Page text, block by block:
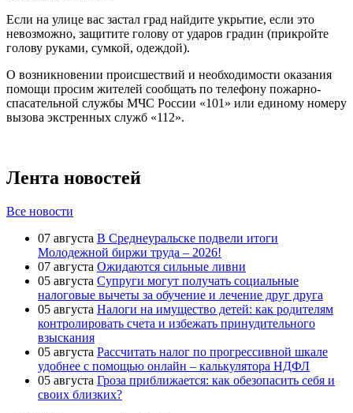
Если на улице вас застал град найдите укрытие, если это
невозможно, защитите голову от ударов градин (прикройте
голову руками, сумкой, одеждой).
О возникновении происшествий и необходимости оказания
помощи просим жителей сообщать по телефону пожарно-
спасательной службы МЧС России «101» или единому номеру
вызова экстренных служб «112».
Лента новостей
Все новости
07 августа В Среднеуральске подвели итоги
Молодежной биржи труда – 2026!
07 августа Ожидаются сильные ливни
05 августа Супруги могут получать социальные
налоговые вычеты за обучение и лечение друг друга
05 августа Налоги на имущество детей: как родителям
контролировать счета и избежать принудительного
взыскания
05 августа Рассчитать налог по прогрессивной шкале
удобнее с помощью онлайн – калькулятора НДФЛ
05 августа Гроза приближается: как обезопасить себя и
своих близких?